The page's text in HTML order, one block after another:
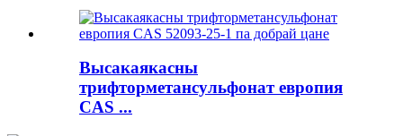
Высакаякасны
трифторметансульфонат европия
CAS ...